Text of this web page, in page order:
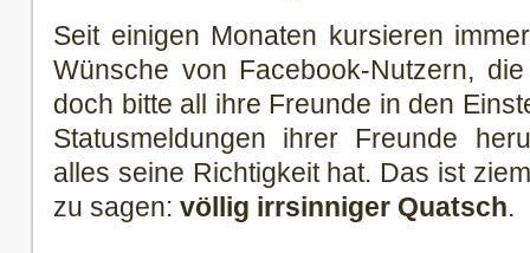
Seit einigen Monaten kursieren
Wünsche von Facebook-Nutzern,
doch bitte all ihre Freunde in den
Statusmeldungen ihrer Freunde
alles seine Richtigkeit hat. Das ist
zu sagen: völlig irrsinniger Quatsch.